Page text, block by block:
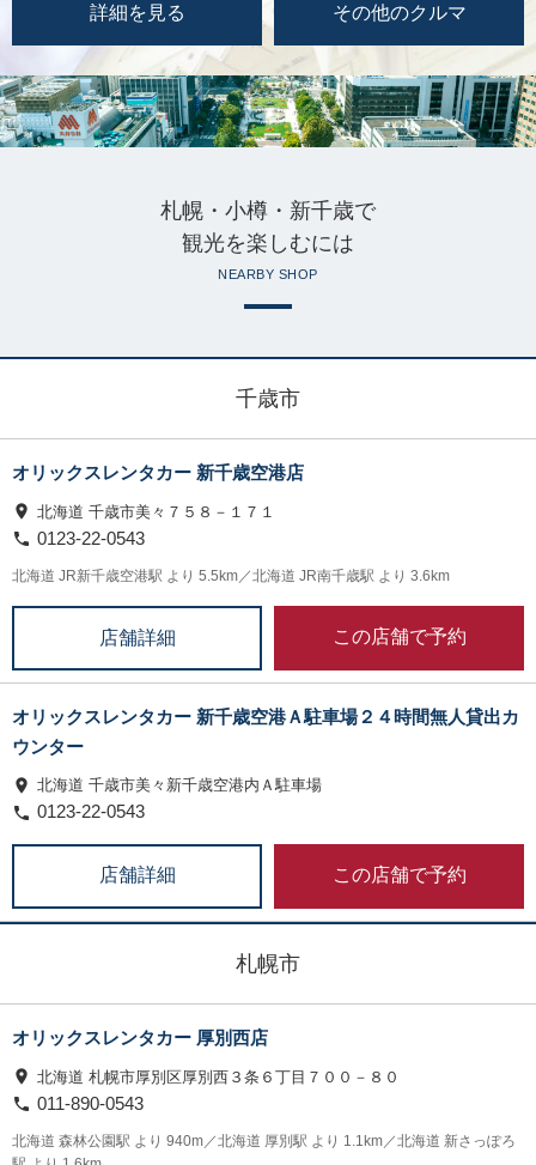
詳細を見る その他のクルマ
札幌・小樽・新千歳で
観光を楽しむには
NEARBY SHOP
千歳市
オリックスレンタカー 新千歳空港店
北海道 千歳市美々７５８－１７１
0123-22-0543
北海道 JR新千歳空港駅 より 5.5km／北海道 JR南千歳駅 より 3.6km
店舗詳細 この店舗で予約
オリックスレンタカー 新千歳空港Ａ駐車場２４時間無人貸出カ
ウンター
北海道 千歳市美々新千歳空港内Ａ駐車場
0123-22-0543
店舗詳細 この店舗で予約
札幌市
オリックスレンタカー 厚別西店
北海道 札幌市厚別区厚別西３条６丁目７００－８０
011-890-0543
北海道 森林公園駅 より 940m／北海道 厚別駅 より 1.1km／北海道 新さっぽろ